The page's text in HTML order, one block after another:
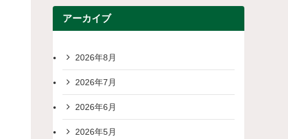
アーカイブ
2026年8月
2026年7月
2026年6月
2026年5月